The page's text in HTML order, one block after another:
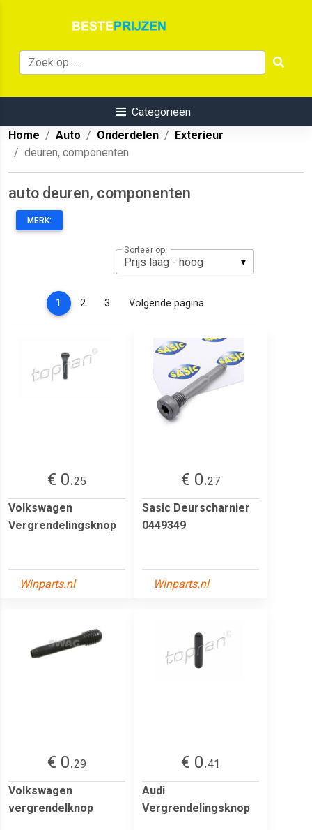
Categorieën
Home
Auto Onderdelen
Exterieur
deuren, componenten
auto deuren, componenten
MERK:
Sorteer op:
1 (current)
2 3 Volgende pagina
€ 0.25
Volkswagen
Vergrendelingsknop
Winparts.nl
€ 0.27
Sasic Deurscharnier
0449349
Winparts.nl
€ 0.29
Volkswagen
vergrendelknop
€ 0.41
Audi
Vergrendelingsknop